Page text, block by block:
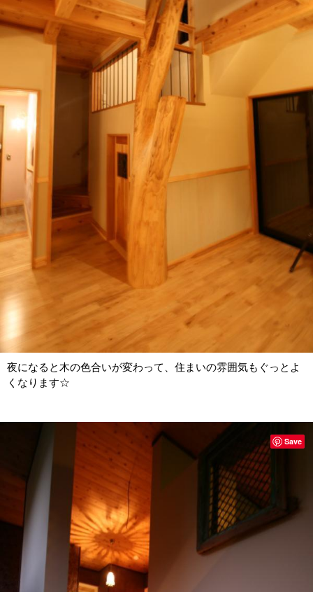
夜になると木の色合いが変わって、住まいの雰囲気もぐっとよ
くなります☆
Save